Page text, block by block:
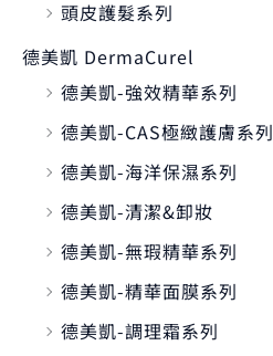
頭皮護髮系列
德美凱 DermaCurel
德美凱-強效精華系列
德美凱-CAS極緻護膚系列
德美凱-海洋保濕系列
德美凱-清潔&卸妝
德美凱-無瑕精華系列
德美凱-精華面膜系列
德美凱-調理霜系列